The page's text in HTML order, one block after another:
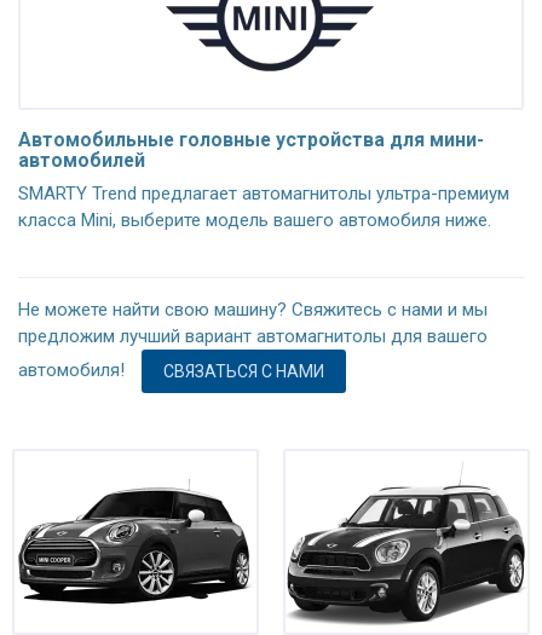
Автомобильные головные устройства для мини-
автомобилей
SMARTY Trend предлагает автомагнитолы ультра-премиум
класса Mini, выберите модель вашего автомобиля ниже.
Не можете найти свою машину? Свяжитесь с нами и мы
предложим лучший вариант автомагнитолы для вашего
автомобиля!
СВЯЗАТЬСЯ С НАМИ